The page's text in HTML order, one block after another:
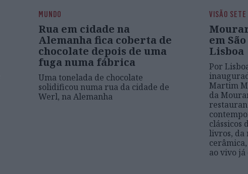
MUNDO
Rua em cidade na
Alemanha fica coberta de
chocolate depois de uma
fuga numa fábrica
Uma tonelada de chocolate
solidificou numa rua da cidade de
Werl, na Alemanha
VISÃO SETE
em
Lisboa
Por
Martim
da
clássicos
livros, da
ao vivo